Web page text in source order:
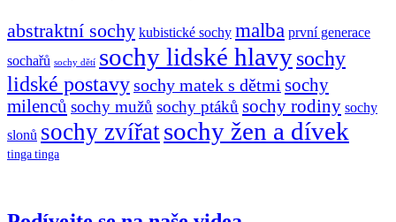
abstraktní sochy kubistické sochy malba první generace
sochařů sochy dětí sochy lidské hlavysochy
lidské postavysochy matek s dětmi sochy
milenců sochy mužů sochy ptáků sochy rodiny sochy
slonů sochy zvířatsochy žen a dívek
tinga tinga